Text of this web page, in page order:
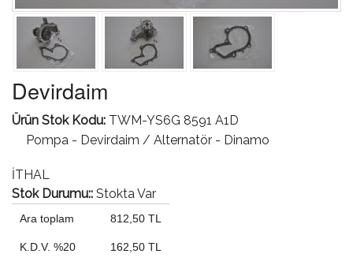
Devirdaim
Ürün Stok Kodu: TWM-YS6G 8591 A1D
Pompa - Devirdaim / Alternatör - Dinamo
İTHAL
Stok Durumu:: Stokta Var
Ara toplam 812,50 TL
K.D.V. %20 162,50 TL